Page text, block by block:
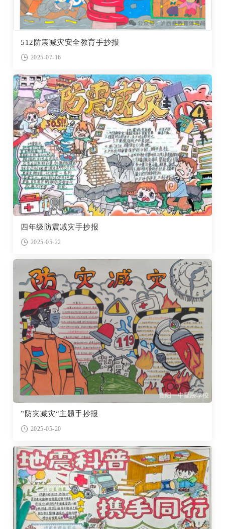
512防震减灾安全教育手抄报
2025-07-16
四年级防震减灾手抄报
2025-05-22
”防灾减灾“主题手抄报
2025-05-20